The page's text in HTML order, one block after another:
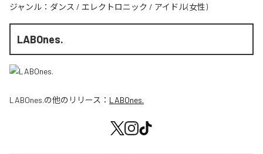
ジャンル： ダンス / エレクトロニック / アイドル(女性)
LABOnes.
LABOnes.の他のリリース： LABOnes.